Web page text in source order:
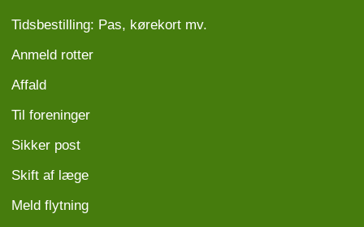
Tidsbestilling: Pas, kørekort mv.
Anmeld rotter
Affald
Til foreninger
Sikker post
Skift af læge
Meld flytning